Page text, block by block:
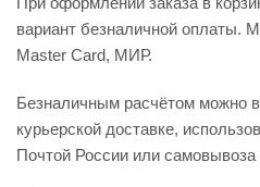
вариант безналичной оплаты.
Master Card, МИР.
Безналичным расчётом можно
курьерской доставке,
Почтой России или самовывоза